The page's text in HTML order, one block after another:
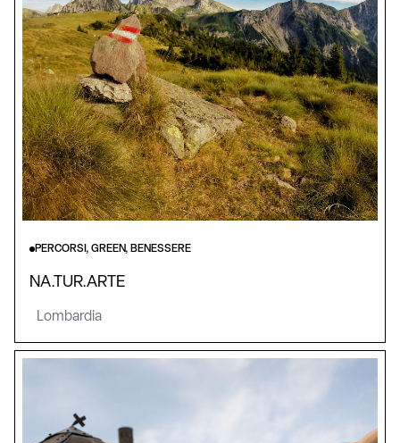
PERCORSI, GREEN, BENESSERE
NA.TUR.ARTE
Lombardia